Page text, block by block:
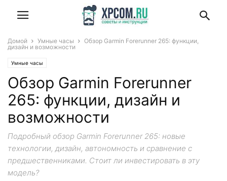
Домой Умные часы
Обзор Garmin Forerunner 265: функции,
дизайн и возможности
Умные часы
Обзор Garmin Forerunner
265: функции, дизайн и
возможности
Подробный обзор Garmin Forerunner 265: новые
технологии, дизайн, автономность и сравнение с
предшественниками. Стоит ли инвестировать в эту
модель?